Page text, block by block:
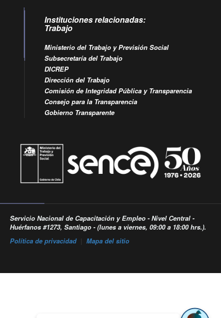
Instituciones relacionadas:
Trabajo
Ministerio del Trabajo y Previsión Social
Subsecretaría del Trabajo
DICREP
Dirección del Trabajo
Comisión de Integridad Pública y Transparencia
Consejo para la Transparencia
Gobierno Transparente
Servicio Nacional de Capacitación y Empleo - Nivel Central -
Huérfanos #1273, Santiago - (lunes a viernes, 09:00 a 18:00 hrs.).
Política de privacidad| Mapa del sitio